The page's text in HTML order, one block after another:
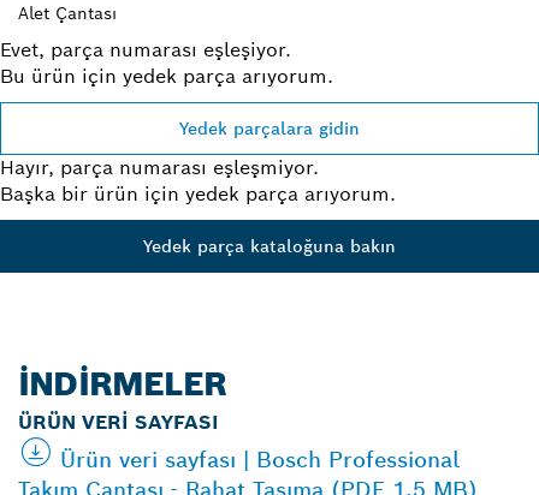
Alet Çantası
Evet, parça numarası eşleşiyor.
Bu ürün için yedek parça arıyorum.
Yedek parçalara gidin
Hayır, parça numarası eşleşmiyor.
Başka bir ürün için yedek parça arıyorum.
Yedek parça kataloğuna bakın
İNDIRMELER
ÜRÜN VERI SAYFASI
Ürün veri sayfası | Bosch Professional
Takım Çantası - Rahat Taşıma (PDF 1,5 MB)